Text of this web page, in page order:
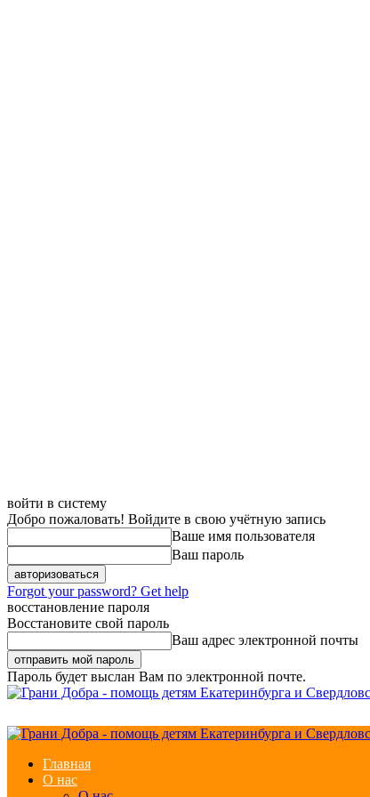
войти в систему
Добро пожаловать! Войдите в свою учётную запись
Ваше имя пользователя
Ваш пароль
Forgot your password? Get help
восстановление пароля
Восстановите свой пароль
Ваш адрес электронной почты
Пароль будет выслан Вам по электронной почте.
Главная
О нас